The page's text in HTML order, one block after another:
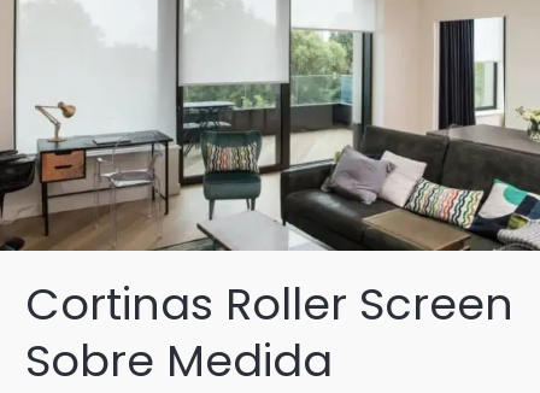
Cortinas Roller Screen
Sobre Medida